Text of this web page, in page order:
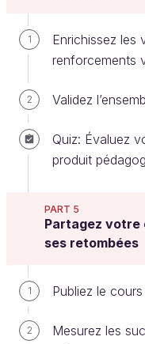
1
Enrichissez les
renforcements
2 Validez
Quiz: Évaluez
produit
PART 5
Partagez votre
ses retombées
1 Publiez le
2
Mesurez les